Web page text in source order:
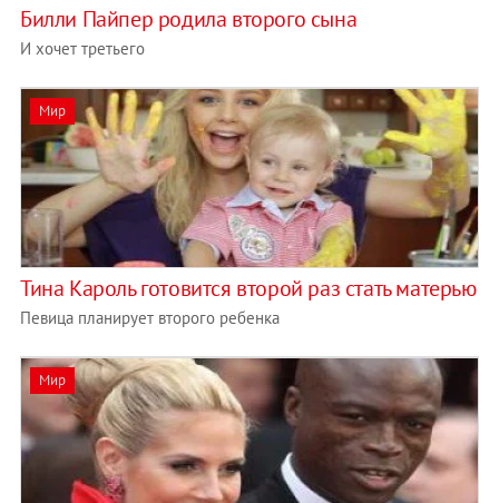
Билли Пайпер родила второго сына
И хочет третьего
Мир
Тина Кароль готовится второй раз стать матерью
Певица планирует второго ребенка
Мир